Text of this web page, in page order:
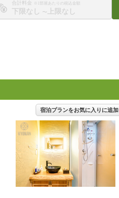
合計料金 ※1部屋あたりの税込金額
〜
宿泊プランをお気に入りに追加